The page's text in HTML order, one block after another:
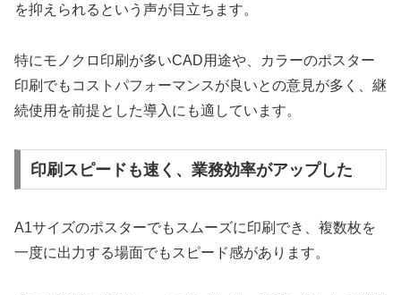
を抑えられるという声が目立ちます。
特にモノクロ印刷が多いCAD用途や、カラーのポスター
印刷でもコストパフォーマンスが良いとの意見が多く、継
続使用を前提とした導入にも適しています。
印刷スピードも速く、業務効率がアップした
A1サイズのポスターでもスムーズに印刷でき、複数枚を
一度に出力する場面でもスピード感があります。